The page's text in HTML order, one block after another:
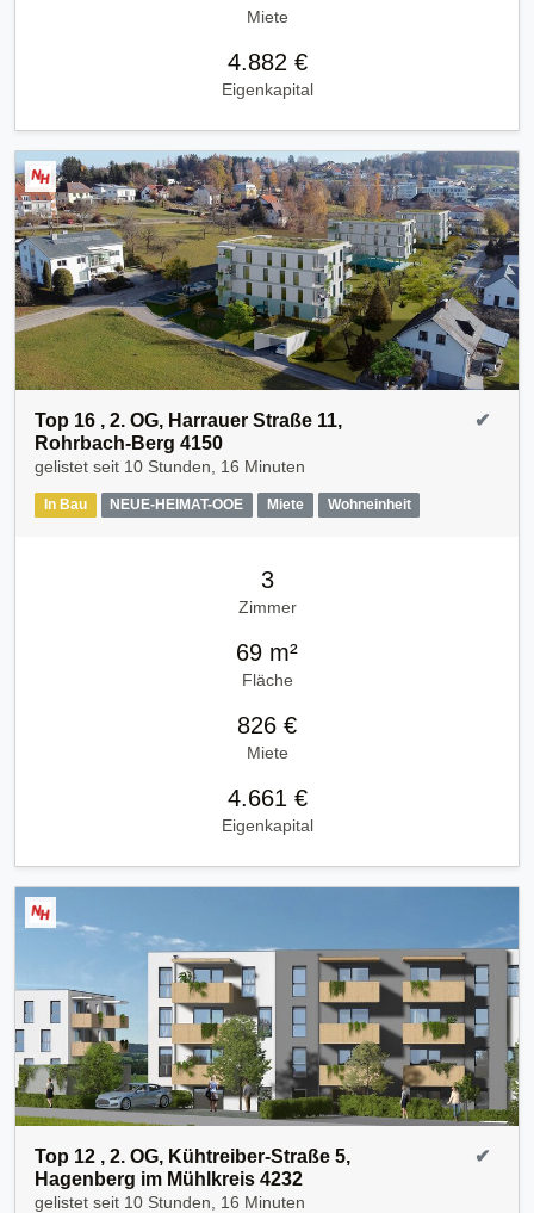
Miete
4.882 €
Eigenkapital
Top 16 , 2. OG, Harrauer Straße 11,
Rohrbach-Berg 4150
gelistet seit 10 Stunden, 16 Minuten
In Bau NEUE-HEIMAT-OOE Miete Wohneinheit
✔
3
Zimmer
69 m²
Fläche
826 €
Miete
4.661 €
Eigenkapital
Top 12 , 2. OG, Kühtreiber-Straße 5,
Hagenberg im Mühlkreis 4232
gelistet seit 10 Stunden, 16 Minuten
✔